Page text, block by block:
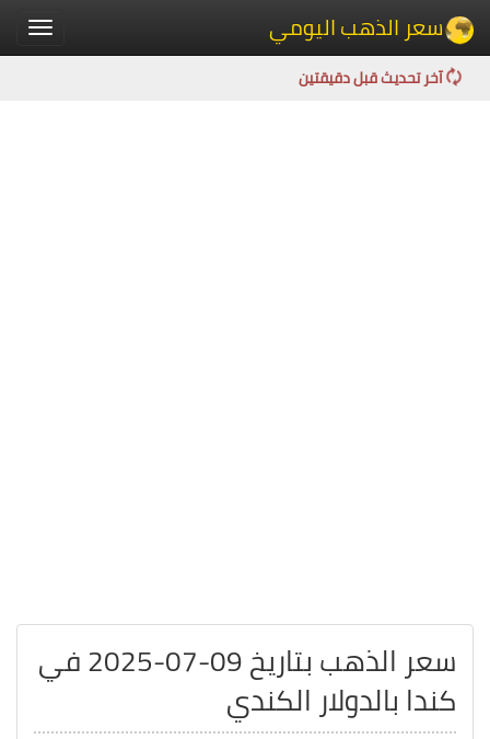
Toggle سعر الذهب اليومي
آخر تحديث قبل دقيقتين
سعر الذهب بتاريخ 09-07-2025 في
كندا بالدولار الكندي